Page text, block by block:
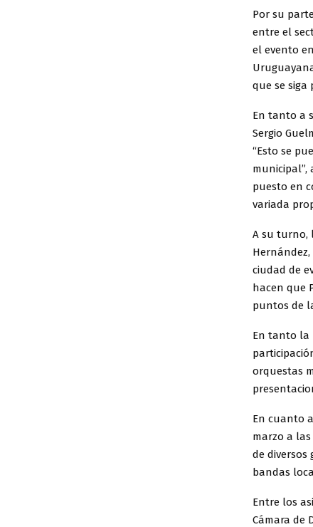
Por su
entre el
el evento
que se siga
En tanto a
Sergio
“Esto se
puesto en
variada
A su turno,
ciudad de
hacen que
puntos de
En tanto la
orquestas
En cuanto
marzo a
de
bandas
Entre los
Cámara de